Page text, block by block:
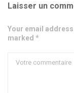
Laisser un
Your email
marked *